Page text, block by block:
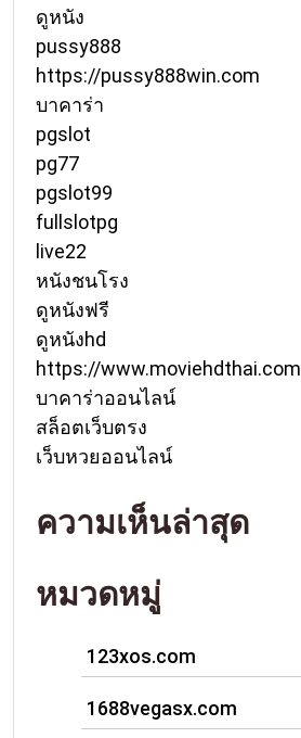
ดูหนัง
pussy888
https://pussy888win.com
บาคาร่า
pgslot
pg77
pgslot99
fullslotpg
live22
หนังชนโรง
ดูหนังฟรี
ดูหนังhd
https://www.moviehdthai.com
บาคาร่าออนไลน์
สล็อตเว็บตรง
เว็บหวยออนไลน์
ความเห็นล่าสุด
หมวดหมู่
123xos.com
1688vegasx.com